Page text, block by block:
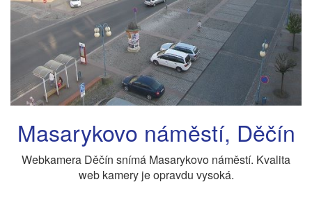
Masarykovo náměstí, Děčín
Webkamera Děčín snímá Masarykovo náměstí. Kvalita
web kamery je opravdu vysoká.